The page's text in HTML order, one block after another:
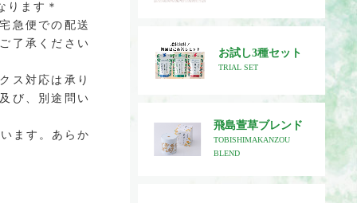
ります＊
急便での配送
了承ください
ス対応は承り
び、別途問い
ます。あらか
お試し3種セット
TRIAL SET
飛島萱草ブレンド
TOBISHIMAKANZOU
BLEND